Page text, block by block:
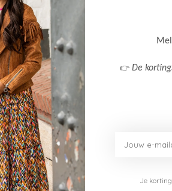
Cars Jeans
👉 De
Je